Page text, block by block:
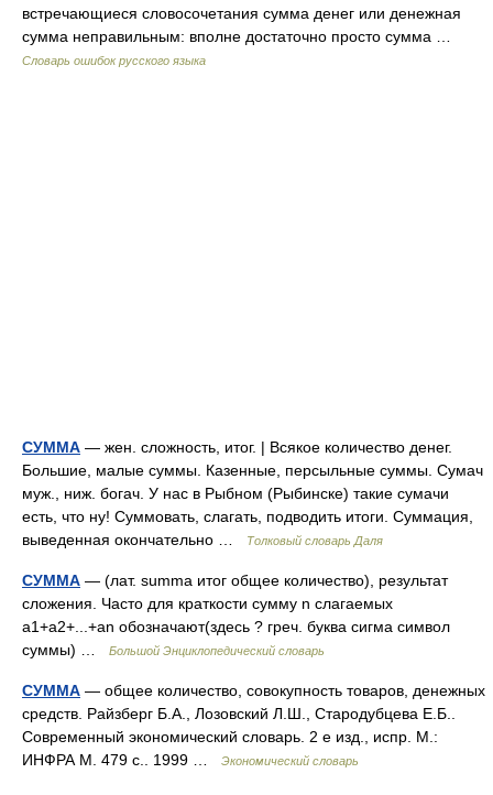
встречающиеся словосочетания сумма денег или денежная
сумма неправильным: вполне достаточно просто сумма …
Словарь ошибок русского языка
СУММА — жен. сложность, итог. | Всякое количество денег.
Большие, малые суммы. Казенные, персыльные суммы. Сумач
муж., ниж. богач. У нас в Рыбном (Рыбинске) такие сумачи
есть, что ну! Суммовать, слагать, подводить итоги. Суммация,
выведенная окончательно …
Толковый словарь Даля
СУММА — (лат. summa итог общее количество), результат
сложения. Часто для краткости сумму n слагаемых
а1+а2+...+аn обозначают(здесь ? греч. буква сигма символ
суммы) …
Большой Энциклопедический словарь
СУММА — общее количество, совокупность товаров, денежных
средств. Райзберг Б.А., Лозовский Л.Ш., Стародубцева Е.Б..
Современный экономический словарь. 2 е изд., испр. М.:
ИНФРА М. 479 с.. 1999 …
Экономический словарь